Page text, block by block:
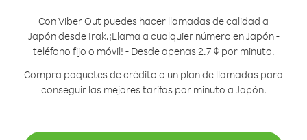
Con Viber Out puedes hacer llamadas de calidad a
Japón desde Irak.¡Llama a cualquier número en Japón -
teléfono fijo o móvil! - Desde apenas 2.7 ¢ por minuto.
Compra paquetes de crédito o un plan de llamadas para
conseguir las mejores tarifas por minuto a Japón.